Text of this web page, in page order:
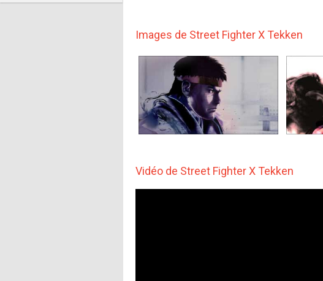
Images de Street Fighter X Tekken
Vidéo de Street Fighter X Tekken